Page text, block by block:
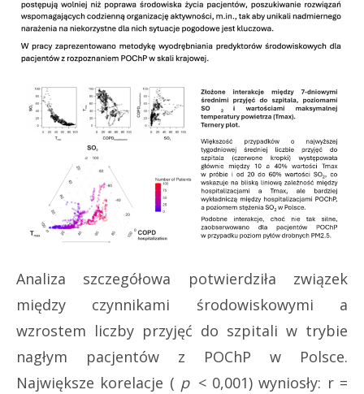
Analiza szczegółowa potwierdziła związek
między czynnikami środowiskowymi a
wzrostem liczby przyjęć do szpitali w trybie
nagłym pacjentów z POChP w Polsce.
Największe korelacje ( p< 0,001) wyniosły: r =